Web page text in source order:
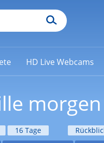
HD Live Webcams
morgen
16 Tage